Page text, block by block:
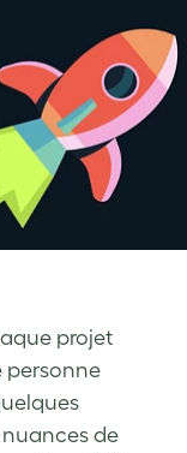
projet
personne
de